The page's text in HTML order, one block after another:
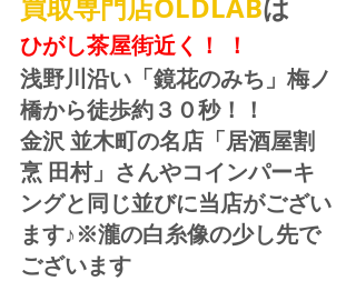
買取専門店OLDLABは
ひがし茶屋街近く！ ！
浅野川沿い「鏡花のみち」梅ノ
橋から徒歩約３０秒！！
金沢 並木町の名店「居酒屋割
烹 田村」さんやコインパーキ
ングと同じ並びに当店がござい
ます♪※瀧の白糸像の少し先で
ございます